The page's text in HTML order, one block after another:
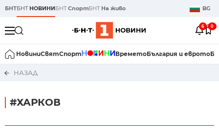
БНТБНТ НОВИНИБНТСпортБНТ На живо BG
6 0
НовиниСвятСпорт ВреметоБългария и еврото
НАЗАД
#ХАРКОВ